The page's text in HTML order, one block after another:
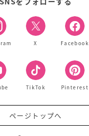
X Facebook
TikTok Pinterest
ページトップへ